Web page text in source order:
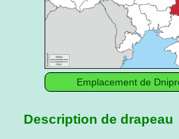
Emplacement de
Description de drapeau